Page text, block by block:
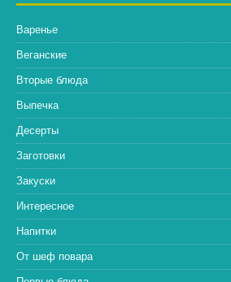
Варенье
Веганские
Вторые блюда
Выпечка
Десерты
Заготовки
Закуски
Интересное
Напитки
От шеф повара